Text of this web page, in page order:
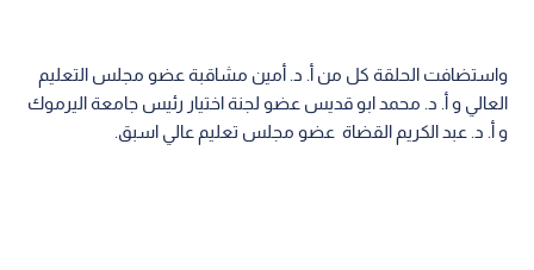
واستضافت الحلقة كل من أ. د. أمين مشاقبة عضو مجلس التعليم
العالي و أ. د. محمد ابو قديس عضو لجنة اختيار رئيس جامعة اليرموك
و أ. د. عبد الكريم القضاة عضو مجلس تعليم عالي اسبق.